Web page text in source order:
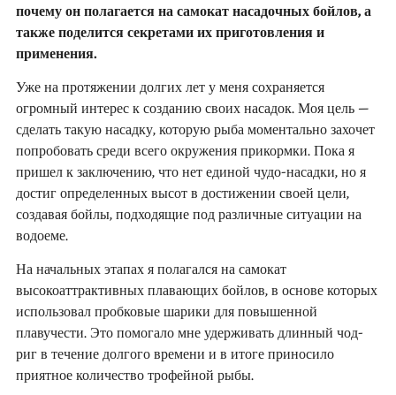
почему он полагается на самокат насадочных бойлов, а
также поделится секретами их приготовления и
применения.
Уже на протяжении долгих лет у меня сохраняется
огромный интерес к созданию своих насадок. Моя цель –
сделать такую насадку, которую рыба моментально захочет
попробовать среди всего окружения прикормки. Пока я
пришел к заключению, что нет единой чудо-насадки, но я
достиг определенных высот в достижении своей цели,
создавая бойлы, подходящие под различные ситуации на
водоеме.
На начальных этапах я полагался на самокат
высокоаттрактивных плавающих бойлов, в основе которых
использовал пробковые шарики для повышенной
плавучести. Это помогало мне удерживать длинный чод-
риг в течение долгого времени и в итоге приносило
приятное количество трофейной рыбы.